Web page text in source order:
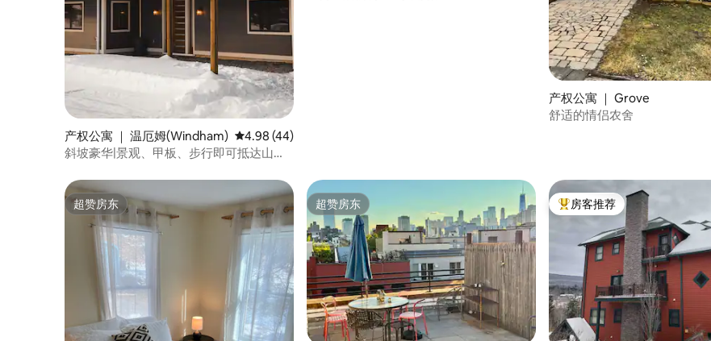
产权公寓 ｜ 温厄姆(Windham) 平均评分 4.98 分（满分 5 分），共 44 条评价
4.98 (44)
斜坡豪华|景观、甲板、步行即可抵达山区
产权公寓 ｜ Grove
舒适的情侣农舍
超赞房东
超赞房东 超赞房东
超赞房东 热门「房客推荐」
房客推荐